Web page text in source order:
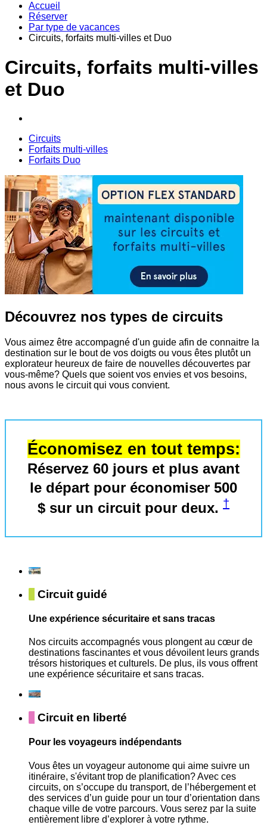
Accueil
Réserver
Par type de vacances
Circuits, forfaits multi-villes et Duo
Circuits, forfaits multi-villes
et Duo
Circuits
Forfaits multi-villes
Forfaits Duo
Découvrez nos types de circuits
Vous aimez être accompagné d'un guide afin de connaitre la
destination sur le bout de vos doigts ou vous êtes plutôt un
explorateur heureux de faire de nouvelles découvertes par
vous-même? Quels que soient vos envies et vos besoins,
nous avons le circuit qui vous convient.
Économisez en tout temps:
Réservez 60 jours et plus avant
le départ pour économiser 500
$ sur un circuit pour deux. †
Circuit guidé
Une expérience sécuritaire et sans tracas
Nos circuits accompagnés vous plongent au cœur de
destinations fascinantes et vous dévoilent leurs grands
trésors historiques et culturels. De plus, ils vous offrent
une expérience sécuritaire et sans tracas.
Circuit en liberté
Pour les voyageurs indépendants
Vous êtes un voyageur autonome qui aime suivre un
itinéraire, s'évitant trop de planification? Avec ces
circuits, on s’occupe du transport, de l’hébergement et
des services d’un guide pour un tour d’orientation dans
chaque ville de votre parcours. Vous serez par la suite
entièrement libre d’explorer à votre rythme.